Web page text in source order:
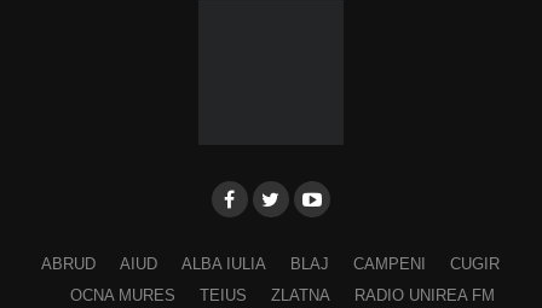
ABRUD AIUD ALBA IULIA BLAJ CAMPENI
CUGIR
OCNA MURES
TEIUS ZLATNA RADIO UNIREA FM